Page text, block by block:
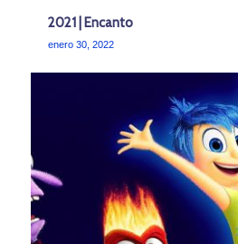
2021 | Encanto
enero 30, 2022